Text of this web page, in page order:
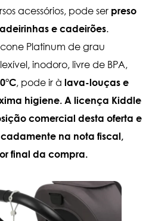
acessórios, pode ser preso
e cadeirões.
Platinum de grau
inodoro, livre de BPA,
, pode ir à lava-louças e
higiene. A licença Kiddle
comercial desta oferta e
na nota fiscal,
final da compra.